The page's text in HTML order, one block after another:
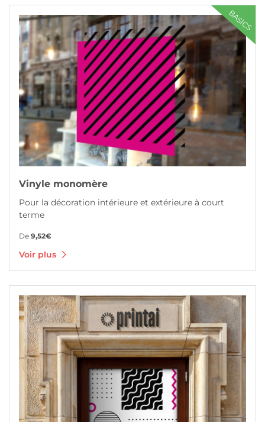
BASICS
Vinyle monomère
Pour la décoration intérieure et extérieure à court
terme
De 9,52€
Voir plus